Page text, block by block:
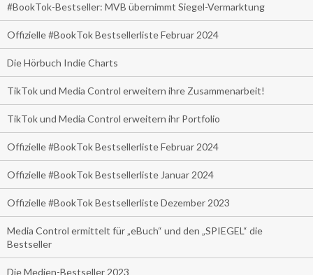
#BookTok-Bestseller: MVB übernimmt Siegel-Vermarktung
Offizielle #BookTok Bestsellerliste Februar 2024
Die Hörbuch Indie Charts
TikTok und Media Control erweitern ihre Zusammenarbeit!
TikTok und Media Control erweitern ihr Portfolio
Offizielle #BookTok Bestsellerliste Februar 2024
Offizielle #BookTok Bestsellerliste Januar 2024
Offizielle #BookTok Bestsellerliste Dezember 2023
Media Control ermittelt für „eBuch“ und den „SPIEGEL“ die
Bestseller
Die Medien-Bestseller 2023